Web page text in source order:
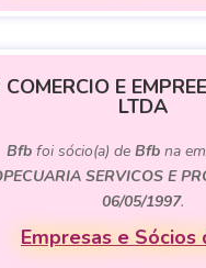
COMERCIO E
LTDA
Bfb foi sócio(a) de Bfb na
SERVICOS E
06/05/1997.
Empresas e Sócios